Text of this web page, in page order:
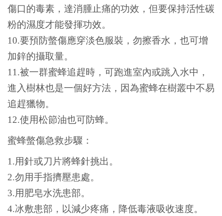
傷口的毒素，達消腫止痛的功效，但要保持活性碳
粉的濕度才能發揮功效。
10.要預防螫傷應穿淡色服裝，勿擦香水，也可增
加鋅的攝取量。
11.被一群蜜蜂追趕時，可跑進室內或跳入水中，
進入樹林也是一個好方法，因為蜜蜂在樹叢中不易
追趕獵物。
12.使用松節油也可防蜂。
蜜蜂螫傷急救步驟：
1.用針或刀片將蜂針挑出。
2.勿用手指擠壓患處。
3.用肥皂水洗患部。
4.冰敷患部，以減少疼痛，降低毒液吸收速度。